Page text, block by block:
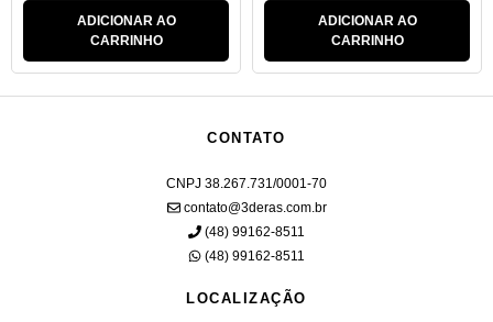
ADICIONAR AO
CARRINHO
ADICIONAR AO
CARRINHO
CONTATO
CNPJ 38.267.731/0001-70
contato@3deras.com.br
(48) 99162-8511
(48) 99162-8511
LOCALIZAÇÃO